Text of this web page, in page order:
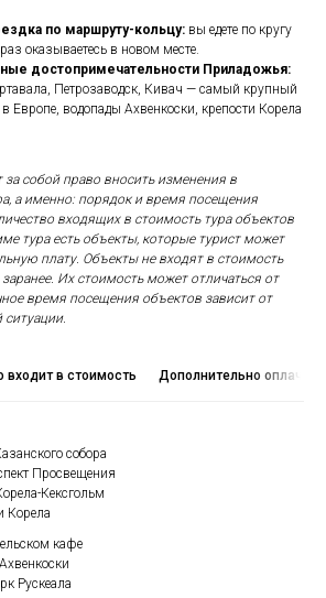
по маршруту-кольцу: вы едете по кругу
оказываетесь в новом месте.
достопримечательности Приладожья:
Петрозаводск, Кивач — самый крупный
Европе, водопады Ахвенкоски, крепости Корела
за собой право вносить изменения в
а именно: порядок и время посещения
входящих в стоимость тура объектов
тура есть объекты, которые турист может
плату. Объекты не входят в стоимость
Их стоимость может отличаться от
время посещения объектов зависит от
входит в стоимость Дополнительно
собора
Просвещения
Кексгольм
Корела
кафе
Рускеала